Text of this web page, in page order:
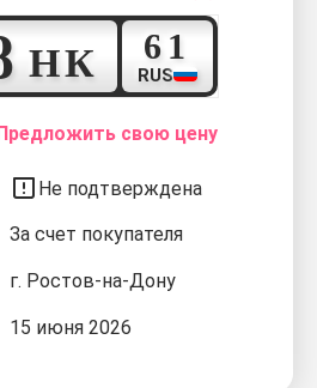
Н
К 61
RUS
свою цену
Не подтверждена
За счет покупателя
г. Ростов-на-Дону
15 июня 2026